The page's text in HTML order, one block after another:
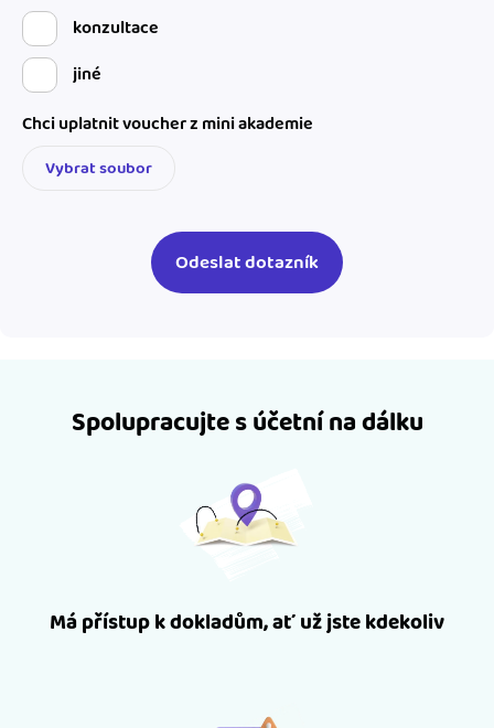
konzultace
jiné
Chci uplatnit voucher z mini akademie
Vybrat soubor
Spolupracujte s účetní na dálku
Má přístup k dokladům, ať už jste kdekoliv